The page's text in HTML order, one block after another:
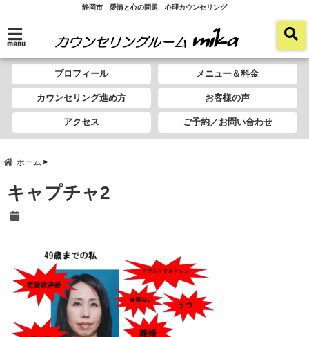
静岡市 愛情と心の問題 心理カウンセリング
menu
プロフィール メニュー＆料金
カウンセリング進め方 お客様の声
アクセス ご予約／お問い合わせ
ホーム
キャプチャ2